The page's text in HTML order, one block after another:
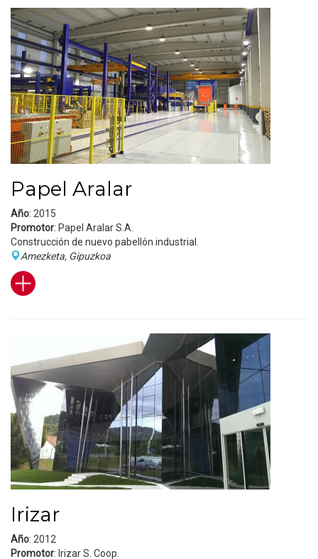
Papel Aralar
Año: 2015
Promotor: Papel Aralar S.A.
Construcción de nuevo pabellón industrial.
Amezketa, Gipuzkoa
Irizar
Año: 2012
Promotor: Irizar S. Coop.